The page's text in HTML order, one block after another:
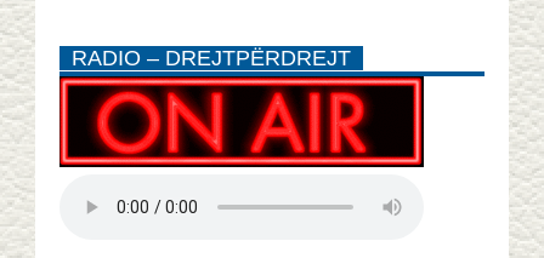
RADIO – DREJTPËRDREJT